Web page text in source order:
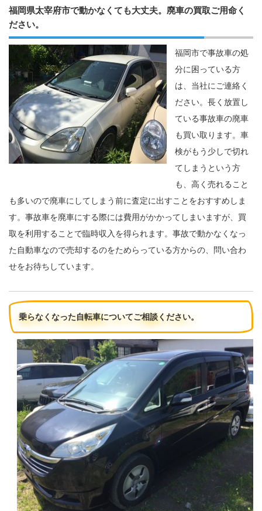
福岡県太宰府市で動かなくても大丈夫。廃車の買取ご用命く
ださい。
福岡市で事故車の処
分に困っている方
は、当社にご連絡く
ださい。長く放置し
ている事故車の廃車
も買い取ります。車
検がもう少しで切れ
てしまうという方
も、高く売れること
も多いので廃車にしてしまう前に査定に出すことをおすすめしま
す。事故車を廃車にする際には費用がかかってしまいますが、買
取を利用することで臨時収入を得られます。事故で動かなくなっ
た自動車なので売却するのをためらっている方からの、問い合わ
せをお待ちしています。
乗らなくなった自転車についてご相談ください。